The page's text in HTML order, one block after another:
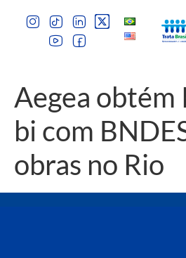
Aegea obtém
bi com
obras no Rio